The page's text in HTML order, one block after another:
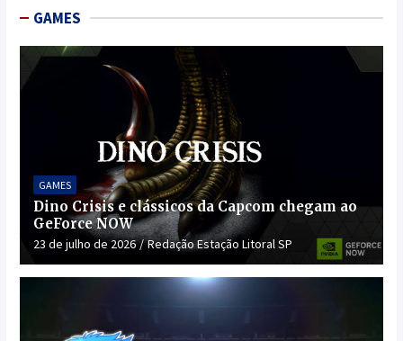
GAMES
GAMES
Dino Crisis e clássicos da Capcom chegam ao
GeForce NOW
23 de julho de 2026 Redação Estação Litoral SP